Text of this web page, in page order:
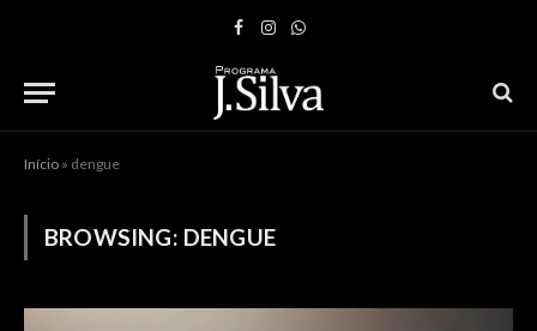
Facebook
Instagram
WhatsApp
Início » dengue
BROWSING: DENGUE